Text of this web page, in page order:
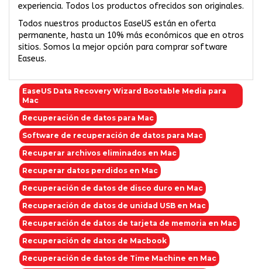
experiencia. Todos los productos ofrecidos son originales.
Todos nuestros productos EaseUS están en oferta
permanente, hasta un 10% más económicos que en otros
sitios. Somos la mejor opción para comprar software
Easeus.
EaseUS Data Recovery Wizard Bootable Media para
Mac
Recuperación de datos para Mac
Software de recuperación de datos para Mac
Recuperar archivos eliminados en Mac
Recuperar datos perdidos en Mac
Recuperación de datos de disco duro en Mac
Recuperación de datos de unidad USB en Mac
Recuperación de datos de tarjeta de memoria en Mac
Recuperación de datos de Macbook
Recuperación de datos de Time Machine en Mac